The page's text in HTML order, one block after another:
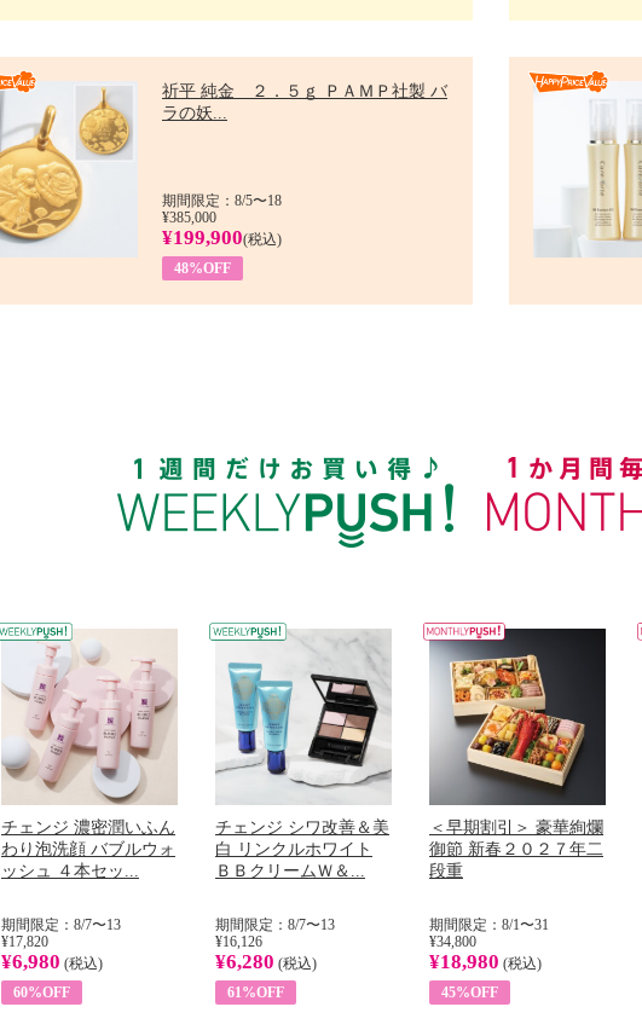
祈平 純金 ２．５ｇ ＰＡＭＰ社製 バ
ラの妖...
期間限定：8/5〜18
¥385,000
¥199,900(税込)
48%OFF
チェンジ 濃密潤いふん
わり泡洗顔 バブルウォ
ッシュ ４本セッ...
期間限定：8/7〜13
¥17,820
¥6,980 (税込)
60%OFF
チェンジ シワ改善＆美
白 リンクルホワイト
ＢＢクリームＷ＆...
期間限定：8/7〜13
¥16,126
¥6,280 (税込)
61%OFF
＜早期割引＞ 豪華絢爛
御節 新春２０２７年二
段重
期間限定：8/1〜31
¥34,800
¥18,980 (税込)
45%OFF